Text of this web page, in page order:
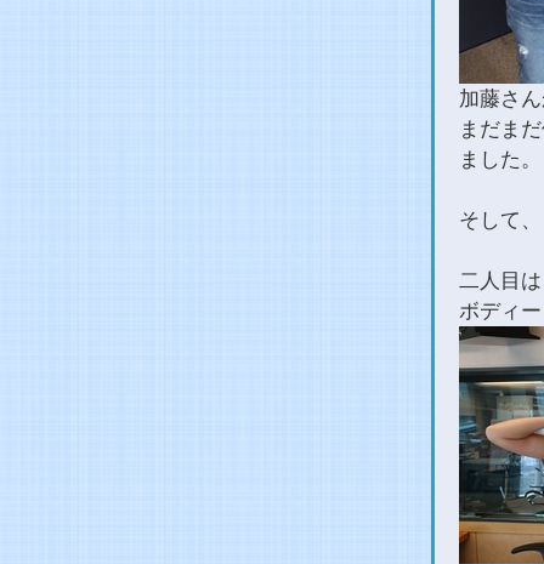
加藤さ
まだま
ました。
そして
二人目
ボディ